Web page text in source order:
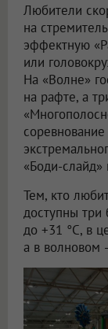
Любители
на
эффектную
или
На «Волне»
на рафте, а
«Боди-слайд»
Тем, кто
доступны три
до +31 °C, в
а в волновом